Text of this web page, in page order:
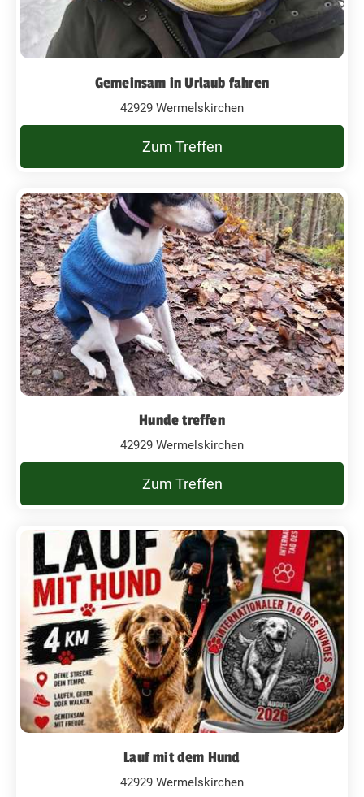
Gemeinsam in Urlaub fahren
42929 Wermelskirchen
Zum Treffen
Hunde treffen
42929 Wermelskirchen
Zum Treffen
Lauf mit dem Hund
42929 Wermelskirchen